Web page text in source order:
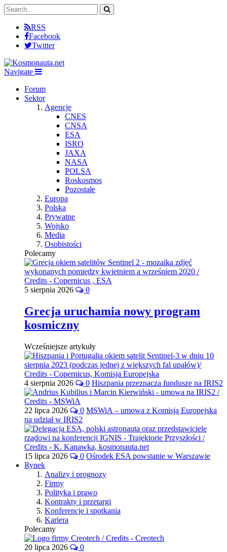
RSS
Facebook
Twitter
Navigate
Forum
Sektor
Agencje
CNES
CNSA
ESA
ISRO
JAXA
NASA
POLSA
Roskosmos
Pozostałe
Europa
Polska
Prywatne
Wojsko
Media
Osobistości
Polecamy
5 sierpnia 2026 0
Grecja uruchamia nowy program
kosmiczny
Wcześniejsze artykuły
4 sierpnia 2026 0 Hiszpania przeznacza fundusze na IRIS2
22 lipca 2026 0 MSWiA – umowa z Komisją Europejską
na udział w IRIS2
15 lipca 2026 0 Ośrodek ESA powstanie w Warszawie
Rynek
Analizy i prognozy
Firmy
Polityka i prawo
Kontrakty i przetargi
Konferencje i spotkania
Kariera
Polecamy
20 lipca 2026 0